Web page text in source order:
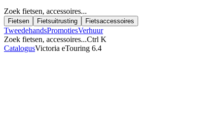
Zoek fietsen, accessoires...
Fietsen Fietsuitrusting Fietsaccessoires
TweedehandsPromotiesVerhuur
Zoek fietsen, accessoires...Ctrl K
CatalogusVictoria eTouring 6.4